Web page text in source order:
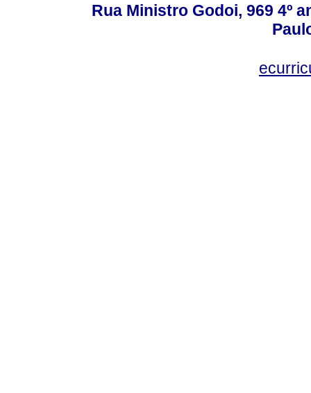
Rua Ministro Godoi, 969 4º